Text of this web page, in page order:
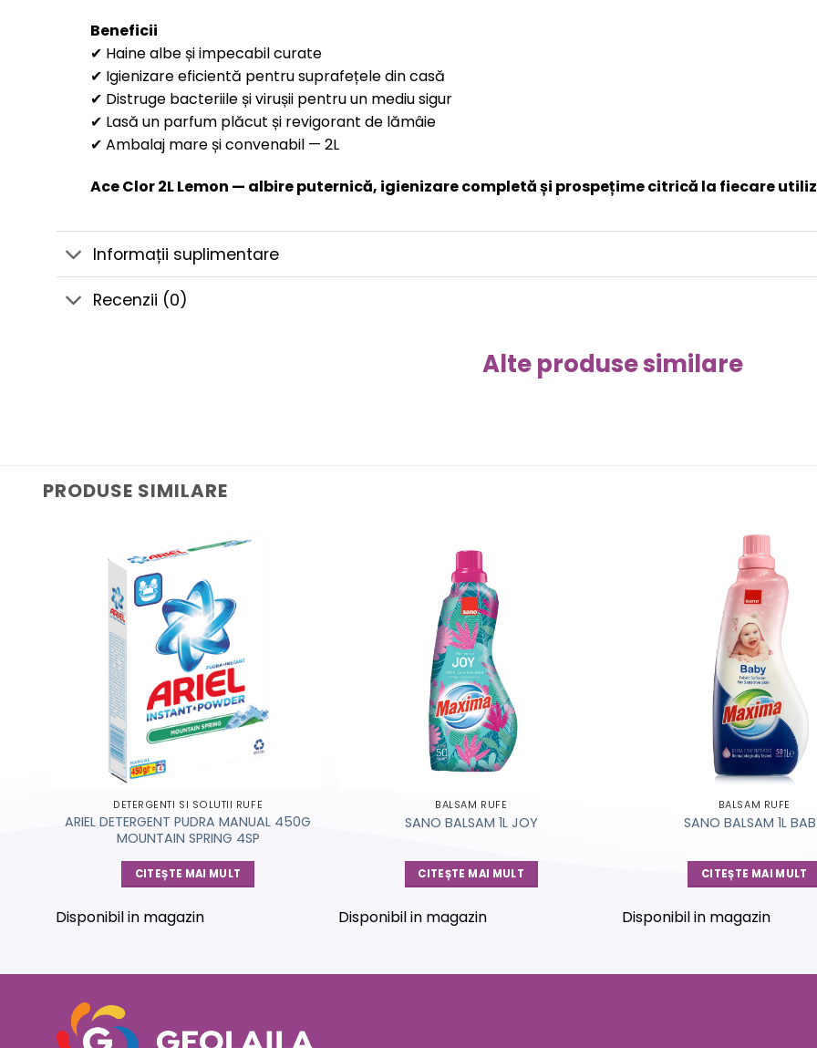
Beneficii
✔ Haine albe și impecabil curate
✔ Igienizare eficientă pentru suprafețele din casă
✔ Distruge bacteriile și virușii pentru un mediu sigur
✔ Lasă un parfum plăcut și revigorant de lămâie
✔ Ambalaj mare și convenabil — 2L
Ace Clor 2L Lemon — albire puternică, igienizare completă și prospețime citrică la fiecare
Informații suplimentare
Recenzii (0)
Alte produse similare
PRODUSE SIMILARE
DETERGENTI SI SOLUTII RUFE
ARIEL DETERGENT PUDRA MANUAL 450G
MOUNTAIN SPRING 4SP
CITEȘTE MAI MULT
Disponibil in magazin
BALSAM RUFE
SANO BALSAM 1L JOY
CITEȘTE MAI MULT
Disponibil in magazin
BALSAM RUFE
SANO BALSAM 1L
CITEȘTE MAI MULT
Disponibil in magazin